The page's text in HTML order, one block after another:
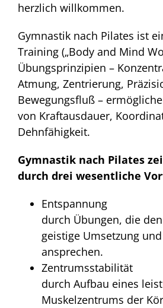
herzlich willkommen.
Gymnastik nach Pilates ist
Training („Body and Mind
Übungsprinzipien –
Atmung, Zentrierung,
Bewegungsfluß –
von Kraftausdauer,
Dehnfähigkeit.
Gymnastik nach Pilates
durch drei wesentliche
Entspannung
durch Übungen, die
geistige Umsetzung
ansprechen.
Zentrumsstabilität
durch Aufbau eines
Muskelzentrums der